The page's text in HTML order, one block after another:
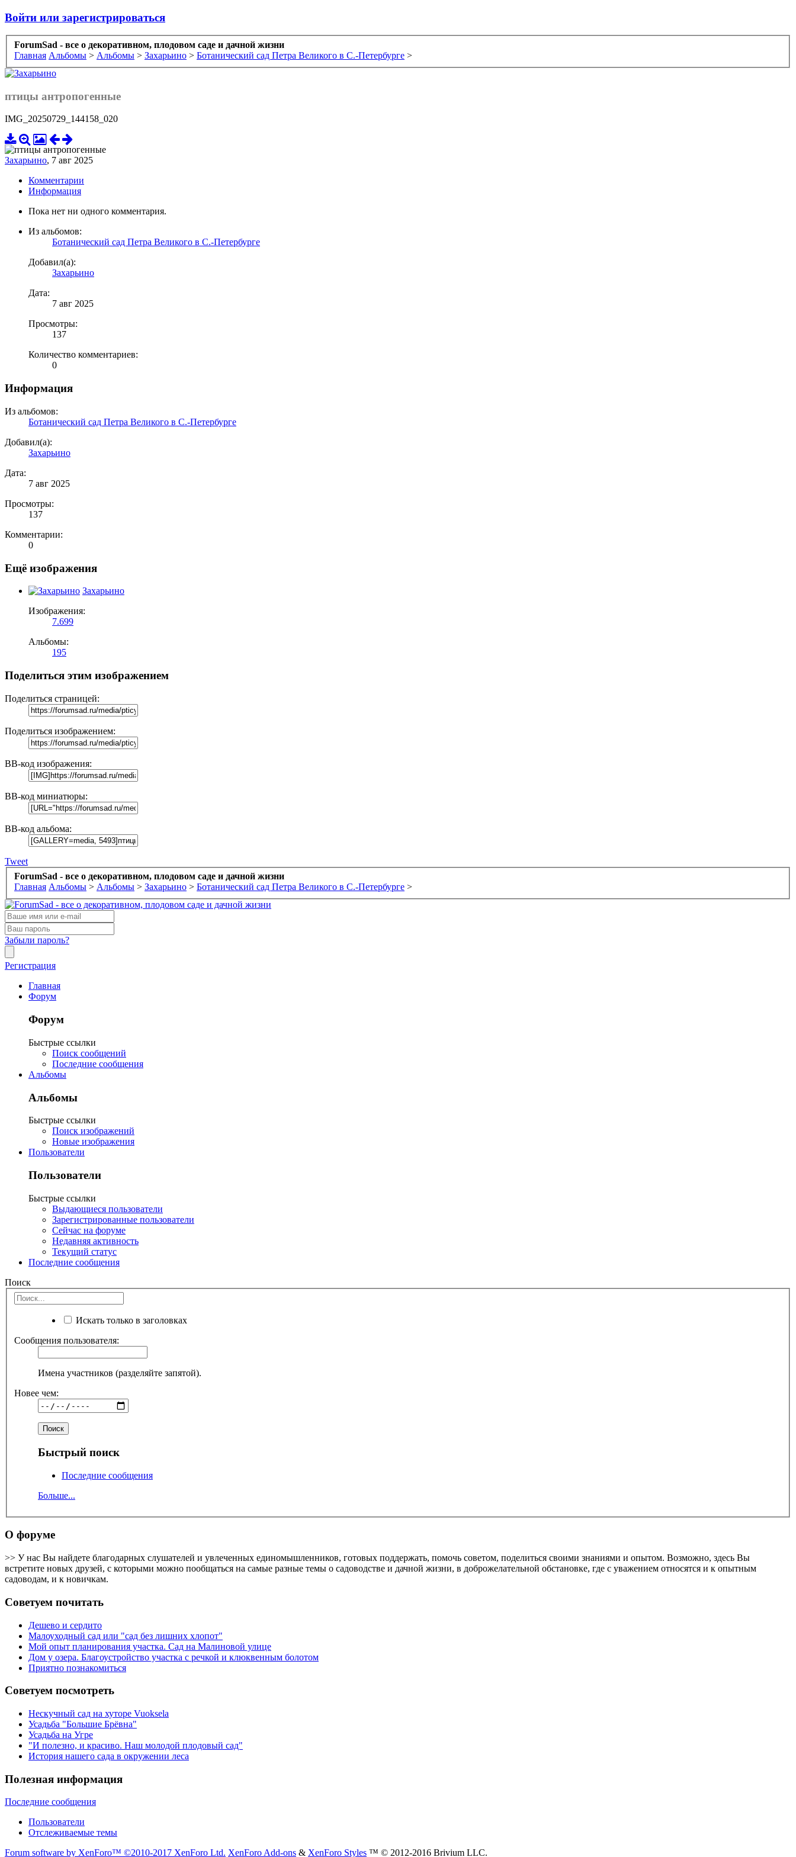
Войти или зарегистрироваться
ForumSad - все о декоративном, плодовом саде и дачной жизни
Главная Альбомы > Альбомы > Захарьино > Ботанический сад Петра Великого в С.-Петербурге >
птицы антропогенные
IMG_20250729_144158_020
Захарьино, 7 авг 2025
Комментарии
Информация
Пока нет ни одного комментария.
Из альбомов:
Ботанический сад Петра Великого в С.-Петербурге
Добавил(а):
Захарьино
Дата:
7 авг 2025
Просмотры:
137
Количество комментариев:
0
Информация
Из альбомов:
Ботанический сад Петра Великого в С.-Петербурге
Добавил(а):
Захарьино
Дата:
7 авг 2025
Просмотры:
137
Комментарии:
0
Ещё изображения
Захарьино
Изображения:
7.699
Альбомы:
195
Поделиться этим изображением
Поделиться страницей:
Поделиться изображением:
BB-код изображения:
BB-код миниатюры:
BB-код альбома:
Tweet
ForumSad - все о декоративном, плодовом саде и дачной жизни
Главная Альбомы > Альбомы > Захарьино > Ботанический сад Петра Великого в С.-Петербурге >
Забыли пароль?
Регистрация
Главная
Форум
Форум
Быстрые ссылки
Поиск сообщений
Последние сообщения
Альбомы
Альбомы
Быстрые ссылки
Поиск изображений
Новые изображения
Пользователи
Пользователи
Быстрые ссылки
Выдающиеся пользователи
Зарегистрированные пользователи
Сейчас на форуме
Недавняя активность
Текущий статус
Последние сообщения
Поиск
Искать только в заголовках
Сообщения пользователя:
Имена участников (разделяйте запятой).
Новее чем:
Быстрый поиск
Последние сообщения
Больше...
О форуме
>> У нас Вы найдете благодарных слушателей и увлеченных единомышленников, готовых поддержать, помочь советом, поделиться своими знаниями и опытом. Возможно, здесь Вы
встретите новых друзей, с которыми можно пообщаться на самые разные темы о садоводстве и дачной жизни, в доброжелательной обстановке, где с уважением относятся и к опытным
садоводам, и к новичкам.
Советуем почитать
Дешево и сердито
Малоуходный сад или "сад без лишних хлопот"
Мой опыт планирования участка. Сад на Малиновой улице
Дом у озера. Благоустройство участка с речкой и клюквенным болотом
Приятно познакомиться
Советуем посмотреть
Нескучный сад на хуторе Vuoksela
Усадьба "Большие Брёвна"
Усадьба на Угре
"И полезно, и красиво. Наш молодой плодовый сад"
История нашего сада в окружении леса
Полезная информация
Последние сообщения
Пользователи
Отслеживаемые темы
Forum software by XenForo™ ©2010-2017 XenForo Ltd. XenForo Add-ons & XenForo Styles ™ © 2012-2016 Brivium LLC.